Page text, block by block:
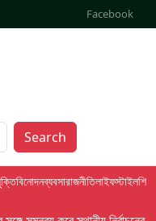
Facebook
Search
বিনোদনব্যবসারাজনীতিলাইফস্টাইলশিক্ষা